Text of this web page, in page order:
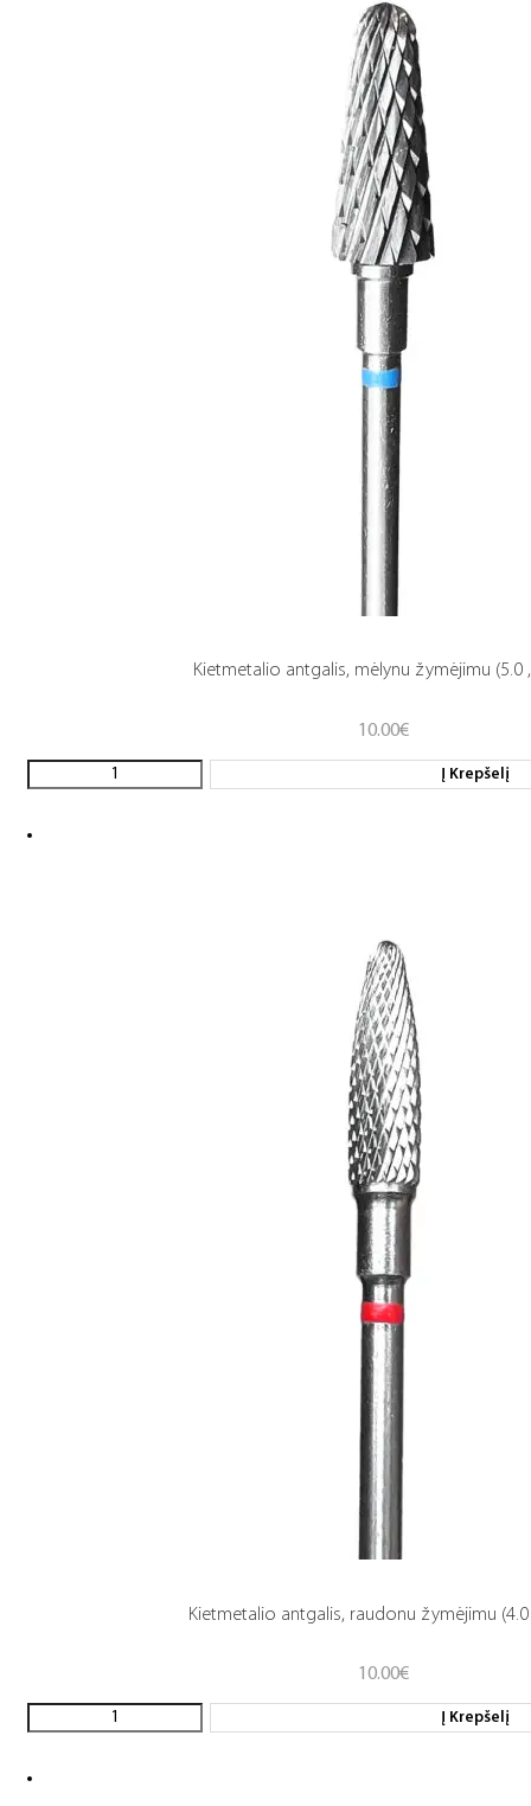
Kietmetalio antgalis, mėlynu žymėjimu (5.0
10.00€
Į Krepšelį
Kietmetalio antgalis, raudonu žymėjimu (4.0
10.00€
Į Krepšelį